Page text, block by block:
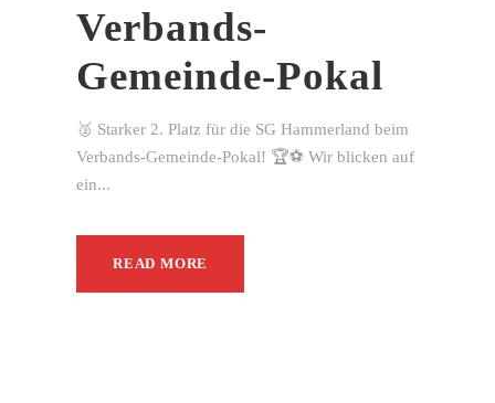
Verbands-
Gemeinde-Pokal
🥈 Starker 2. Platz für die SG Hammerland beim
Verbands-Gemeinde-Pokal! 🏆⚽ Wir blicken auf
ein...
READ MORE